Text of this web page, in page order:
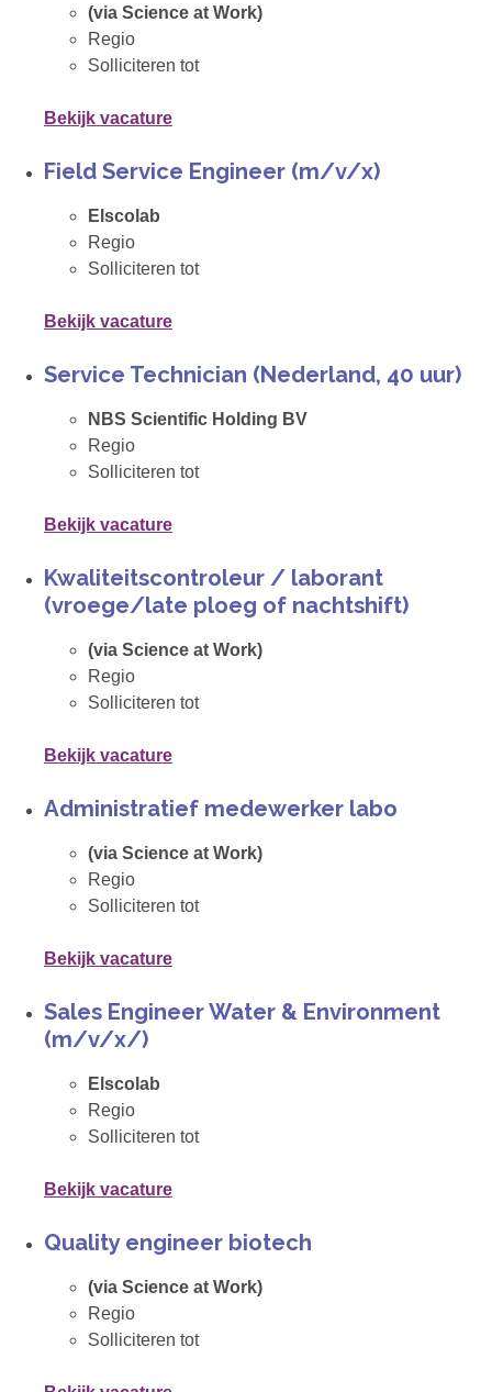
(via Science at Work)
Regio
Solliciteren tot
Bekijk vacature
Field Service Engineer (m/v/x)
Elscolab
Regio
Solliciteren tot
Bekijk vacature
Service Technician (Nederland, 40 uur)
NBS Scientific Holding BV
Regio
Solliciteren tot
Bekijk vacature
Kwaliteitscontroleur / laborant
(vroege/late ploeg of nachtshift)
(via Science at Work)
Regio
Solliciteren tot
Bekijk vacature
Administratief medewerker labo
(via Science at Work)
Regio
Solliciteren tot
Bekijk vacature
Sales Engineer Water & Environment
(m/v/x/)
Elscolab
Regio
Solliciteren tot
Bekijk vacature
Quality engineer biotech
(via Science at Work)
Regio
Solliciteren tot